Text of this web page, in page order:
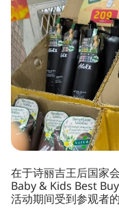
在于诗丽吉王后国家
Baby & Kids Best
活动期间受到参观者